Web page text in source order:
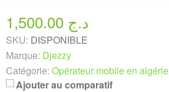
1,500.00 د.ج
SKU: DISPONIBLE
Marque: Djezzy
Catégorie: Opérateur mobile en algérie
Ajouter au comparatif